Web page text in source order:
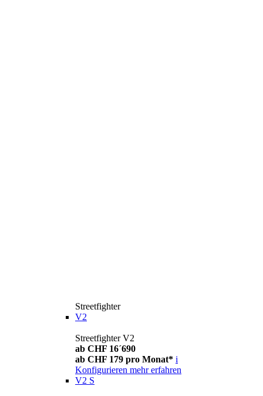
Streetfighter
V2
Streetfighter V2
ab CHF 16´690
ab CHF 179 pro Monat* i
Konfigurieren mehr erfahren
V2 S